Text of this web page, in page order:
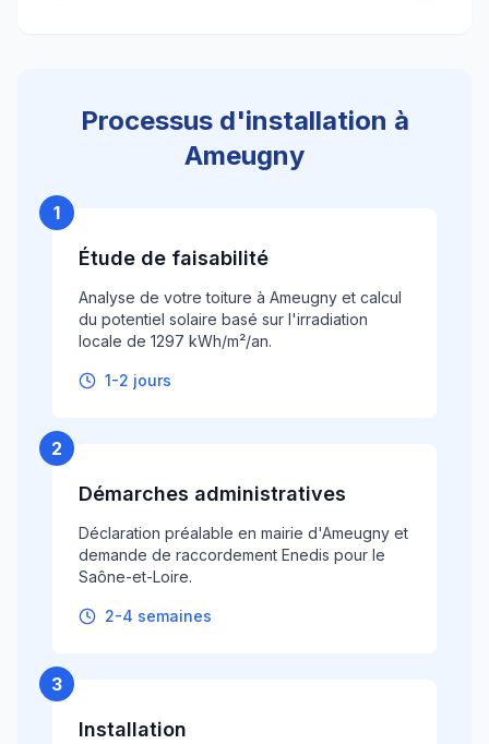
Processus d'installation à
Ameugny
1
Étude de faisabilité
Analyse de votre toiture à Ameugny et calcul
du potentiel solaire basé sur l'irradiation
locale de 1297 kWh/m²/an.
1-2 jours
2
Démarches administratives
Déclaration préalable en mairie d'Ameugny et
demande de raccordement Enedis pour le
Saône-et-Loire.
2-4 semaines
3
Installation